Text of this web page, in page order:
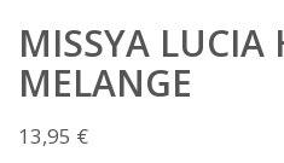
MISSYA LUCIA
MELANGE
13,95 €